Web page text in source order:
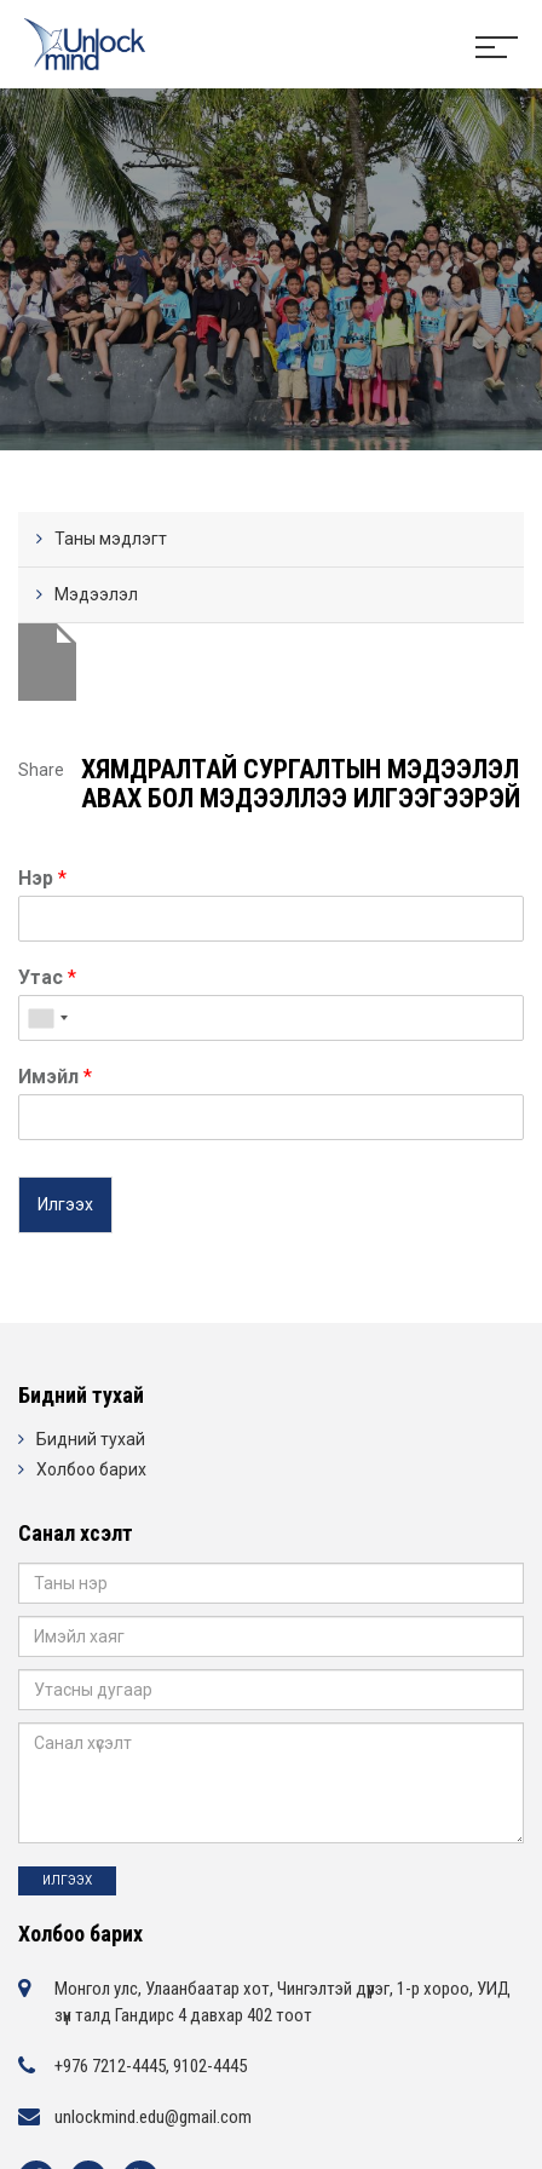
Таны мэдлэгт
Мэдээлэл
Share
ХЯМДРАЛТАЙ СУРГАЛТЫН МЭДЭЭЛЭЛ
АВАХ БОЛ МЭДЭЭЛЛЭЭ ИЛГЭЭГЭЭРЭЙ
Нэр *
Утас *
Имэйл *
Илгээх
Бидний тухай
Бидний тухай
Холбоо барих
Санал хүсэлт
Холбоо барих
Монгол улс, Улаанбаатар хот, Чингэлтэй дүүрэг, 1-р хороо, УИД
зүүн талд Гандирс 4 давхар 402 тоот
+976 7212-4445, 9102-4445
unlockmind.edu@gmail.com